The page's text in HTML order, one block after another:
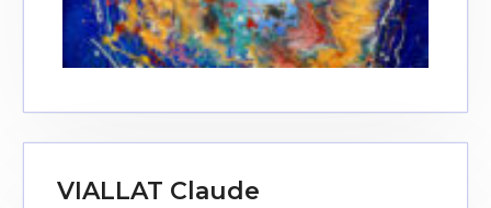
VIALLAT Claude